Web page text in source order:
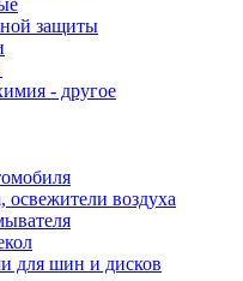
защиты
- другое
освежители воздуха
для шин и дисков